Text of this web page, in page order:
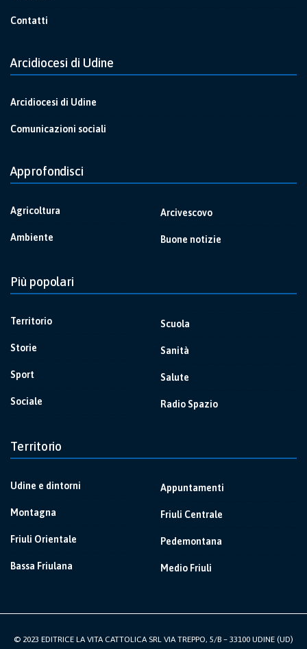
Contatti
Arcidiocesi di Udine
Arcidiocesi di Udine
Comunicazioni sociali
Approfondisci
Agricoltura
Ambiente
Arcivescovo
Buone notizie
Più popolari
Territorio
Storie
Sport
Sociale
Scuola
Sanità
Salute
Radio Spazio
Territorio
Udine e dintorni
Montagna
Friuli Orientale
Bassa Friulana
Appuntamenti
Friuli Centrale
Pedemontana
Medio Friuli
© 2023 EDITRICE LA VITA CATTOLICA SRL VIA TREPPO, 5/B – 33100 UDINE (UD)